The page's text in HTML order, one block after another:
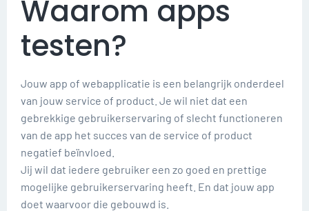
Waarom apps
testen?
Jouw app of webapplicatie is een belangrijk onderdeel
van jouw service of product. Je wil niet dat een
gebrekkige gebruikerservaring of slecht functioneren
van de app het succes van de service of product
negatief beïnvloed.
Jij wil dat iedere gebruiker een zo goed en prettige
mogelijke gebruikerservaring heeft. En dat jouw app
doet waarvoor die gebouwd is.